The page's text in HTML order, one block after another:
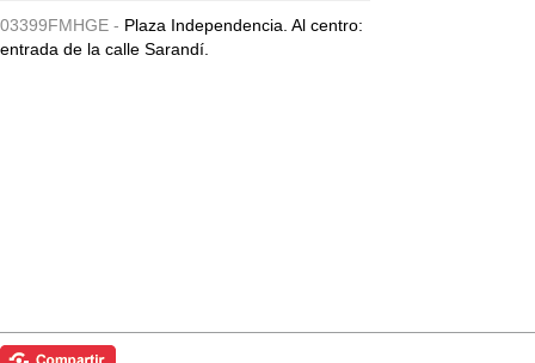
03399FMHGE - Plaza Independencia. Al centro:
entrada de la calle Sarandí.